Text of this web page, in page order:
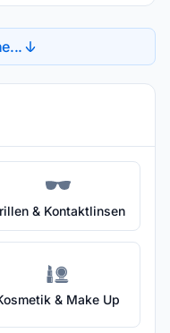
& Kontaktlinsen
& Make Up